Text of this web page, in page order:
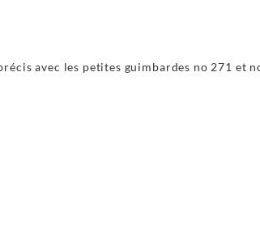
avec les petites guimbardes no 271 et